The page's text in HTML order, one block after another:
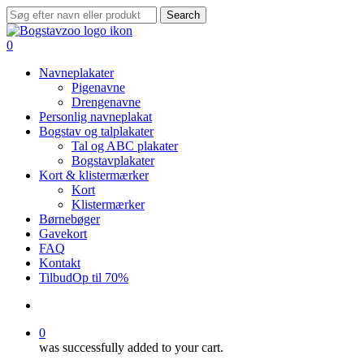
Skip
to
main
Search
Close
Search
search
0
Navneplakater
Pigenavne
Drengenavne
Personlig navneplakat
Bogstav og talplakater
Tal og ABC plakater
Bogstavplakater
Kort & klistermærker
Kort
Klistermærker
Børnebøger
Gavekort
FAQ
Kontakt
TilbudOp til 70%
0
was successfully added to your cart.